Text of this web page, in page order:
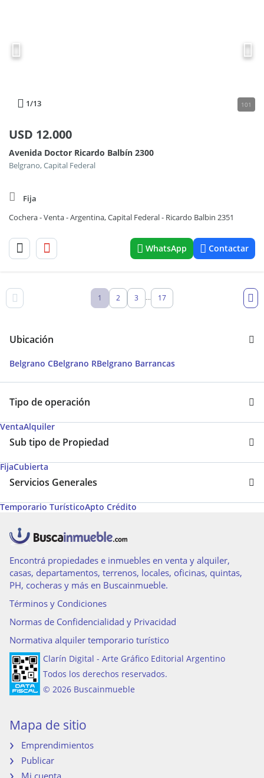
1/13 101
USD 12.000
Avenida Doctor Ricardo Balbín 2300
Belgrano, Capital Federal
Fija
Cochera - Venta - Argentina, Capital Federal - Ricardo Balbin 2351
WhatsApp Contactar
1 2 3 ... 17
Ubicación
Belgrano CBelgrano RBelgrano Barrancas
Tipo de operación
VentaAlquiler
Sub tipo de Propiedad
FijaCubierta
Servicios Generales
Temporario TurísticoApto Crédito
Encontrá propiedades e inmuebles en venta y alquiler,
casas, departamentos, terrenos, locales, oficinas, quintas,
PH, cocheras y más en Buscainmueble.
Términos y Condiciones
Normas de Confidencialidad y Privacidad
Normativa alquiler temporario turístico
Clarín Digital - Arte Gráfico Editorial Argentino
Todos los derechos reservados.
© 2026 Buscainmueble
Mapa de sitio
Emprendimientos
Publicar
Mi cuenta